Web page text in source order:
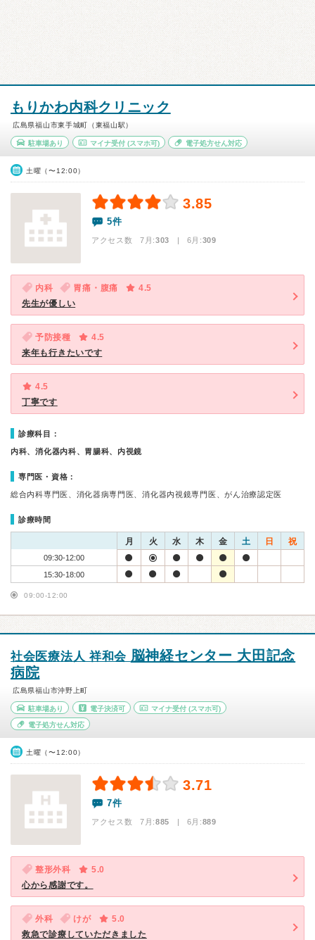
もりかわ内科クリニック
広島県福山市東手城町（東福山駅）
駐車場あり マイナ受付(スマホ可) 電子処方せん対応
土曜（〜12:00）
3.85
5件
アクセス数 7月:303 | 6月:309
内科 胃痛・腹痛
4.5
先生が優しい
予防接種
4.5
来年も行きたいです
4.5
丁寧です
診療科目：
内科、消化器内科、胃腸科、内視鏡
専門医・資格：
総合内科専門医、消化器病専門医、消化器内視鏡専門医、がん治療認定医
診療時間
月 火 水 木 金 土 日 祝
09:30-12:00
15:30-18:00
09:00-12:00
社会医療法人 祥和会 脳神経センター 大田記念
病院
広島県福山市沖野上町
駐車場あり 電子決済可 マイナ受付 (スマホ可)
電子処方せん対応
土曜（〜12:00）
3.71
7件
アクセス数 7月:885 | 6月:889
整形外科
5.0
心から感謝です。
外科 けが
5.0
救急で診療していただきました